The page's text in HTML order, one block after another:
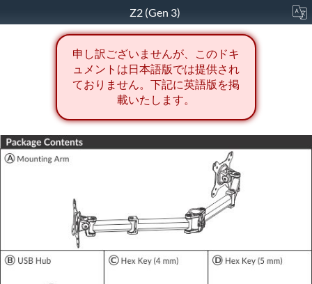
Z2 (Gen 3)
申し訳ございませんが、このドキ
ュメントは日本語版では提供され
ておりません。下記に英語版を掲
載いたします。